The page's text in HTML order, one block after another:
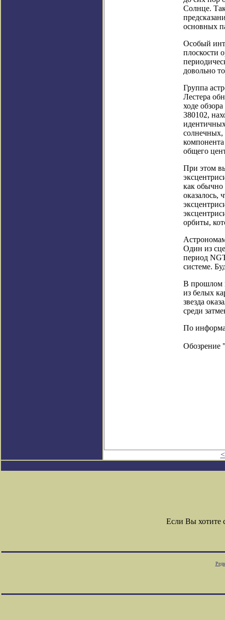
Солнце.
основных
Особый
плоскости
довольно
Группа
Лестера
ходе
380102,
солнечных,
общего
При этом
как обычно
оказалось,
орбиты,
Один из
период
системе.
В прошлом
из белых
звезда
среди
По
Обозрение
Если Вы хотите